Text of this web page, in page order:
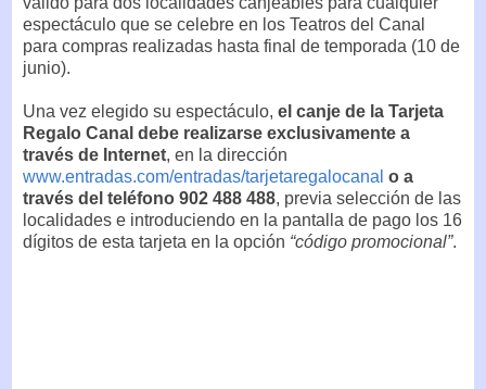
espectáculo que se celebre en los Teatros del Canal
para compras realizadas hasta final de temporada (10 de
junio).
Una vez elegido su espectáculo, el canje de la Tarjeta
Regalo Canal debe realizarse exclusivamente a
través de Internet, en la dirección
www.entradas.com/entradas/tarjetaregalocanal o a
través del teléfono 902 488 488, previa selección de las
localidades e introduciendo en la pantalla de pago los 16
dígitos de esta tarjeta en la opción “código promocional”.